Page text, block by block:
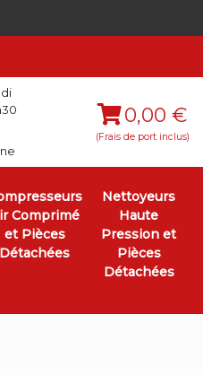
0,00 €
(Frais de port inclus)
Comprimé
et Pièces
Détachées
Nettoyeurs
Haute
Pression et
Pièces
Détachées